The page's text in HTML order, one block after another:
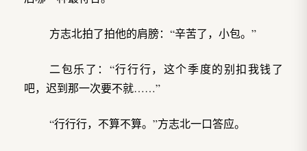
方志北拍了拍他的肩膀：“辛苦了，小包。”
二包乐了：“行行行，这个季度的别扣我钱了
吧，迟到那一次要不就……”
“行行行，不算不算。”方志北一口答应。